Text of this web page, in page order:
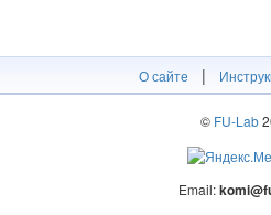
О сайте |
© FU-Lab
Email: